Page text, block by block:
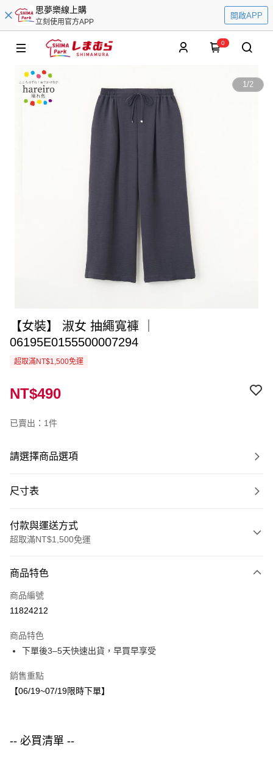
思夢樂線上購
立刻使用官方APP
開啟APP
0
1/2
【女裝】 淑女 抽繩寬褲 ｜
06195E0155500007294
超取滿NT$1,500免運
NT$490
已賣出：1件
請選擇商品選項
尺寸表
付款與運送方式
超取滿NT$1,500免運
信用卡一次付款
LINE Pay
街口支付
悠遊付
每筆NT$80，滿NT$1,500(含以上)免運費
商品特色
商品編號
11824212
商品特色
下單後3–5天快速出貨，早買早享受
銷售重點
【06/19~07/19限時下單】
-- 必買清單 --